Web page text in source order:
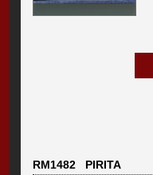
RM1482 PIRITA